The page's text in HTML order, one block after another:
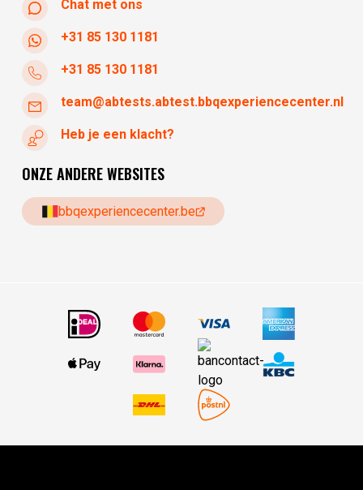
Chat met ons
+31 85 130 1181
+31 85 130 1181
team@abtests.abtest.bbqexperiencecenter.nl
Heb je een klacht?
ONZE ANDERE WEBSITES
bbqexperiencecenter.be